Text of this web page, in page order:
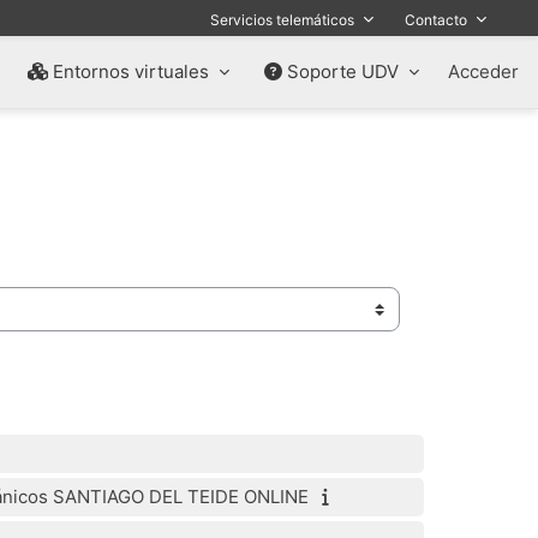
Servicios telemáticos Contacto
Entornos virtuales Soporte UDV Acceder
SANTIAGO DEL TEIDE ONLINE